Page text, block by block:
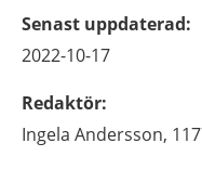
Senast uppdaterad:
2022-10-17
Redaktör:
Ingela Andersson,